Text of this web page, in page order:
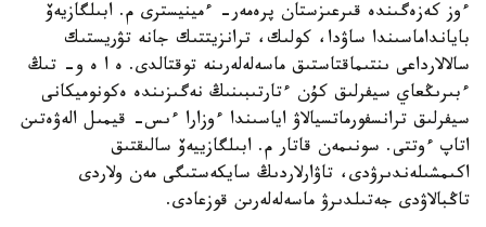
ءوز كەزەگىندە قىرعىزستان پرەمەر- ءمينيسترى م. ابىلگازيەۆ
بايانداماسىندا ساۋدا، كولىك، ترانزيتتىك جانە تۋريستىك
سالالارداعى ىنتىماقتاستىق ماسەلەلەرىنە توقتالدى. ە ا ە و- تىڭ
ءبىرىڭعاي سيفرلىق كۇن ءتارتىبىنىڭ نەگىزىندە ەكونوميكانى
سيفرلىق ترانسفورماتسيالاۋ اياسىندا ءوزارا ءىس- قيمىل الەۋەتىن
اتاپ ءوتتى. سونىمەن قاتار م. ابىلگازييەۆ سالىقتىق
اكىمشىلەندىرۋدى، تاۋارلاردىڭ سايكەستىگى مەن ولاردى
تاڭبالاۋدى جەتىلدىرۋ ماسەلەلەرىن قوزعادى.